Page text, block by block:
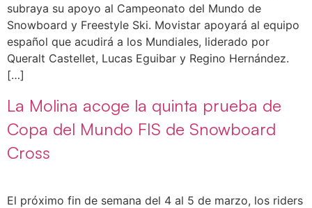
subraya su apoyo al Campeonato del Mundo de
Snowboard y Freestyle Ski. Movistar apoyará al equipo
español que acudirá a los Mundiales, liderado por
Queralt Castellet, Lucas Eguibar y Regino Hernández.
[…]
La Molina acoge la quinta prueba de
Copa del Mundo FIS de Snowboard
Cross
El próximo fin de semana del 4 al 5 de marzo, los riders